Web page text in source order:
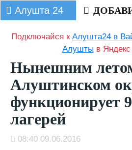
Алушта 24
Подключайся кАлушта24 в
Алушты в
Нынешним
Алуштинском
функционирует
лагерей
08:40 09.06.2016